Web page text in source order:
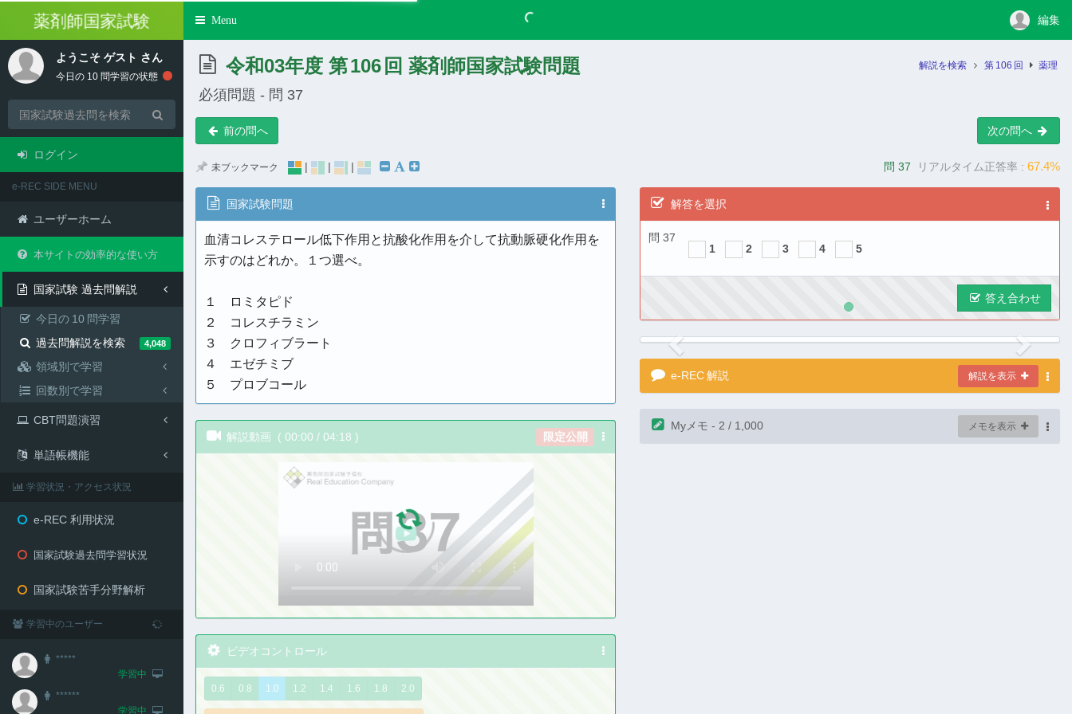
薬剤師国家試験
Toggle
Menu 編集
ようこそ ゲスト さん
今日の 10 問学習の状態
ログイン
e-REC SIDE MENU
ユーザーホーム
本サイトの効率的な使い方
国家試験 過去問解説
今日の 10 問学習
過去問解説を検索
4,048
領域別で学習
回数別で学習
CBT問題演習
単語帳機能
学習状況・アクセス状況
e-REC 利用状況
国家試験過去問学習状況
国家試験苦手分野解析
学習中のユーザー
*****
学習中
******
学習中
解説を検索 第 106 回 薬理
令和03年度 第106 回 薬剤師国家試験問題
必須問題 - 問 37
前の問へ 次の問へ
未ブックマーク | | | 問 37 リアルタイム正答率 : 67.4%
国家試験問題
血清コレステロール低下作用と抗酸化作用を介して抗動脈硬化作用を
示すのはどれか。１つ選べ。
１ ロミタピド
２ コレスチラミン
３ クロフィブラート
４ エゼチミブ
５ プロブコール
解説動画 (00:00 /04:18 ) 限定公開
ビデオコントロール
0.6 0.8 1.0 1.2 1.4 1.6 1.8 2.0
解答を選択
問 37
1
2 3 4 5
答え合わせ
Previous Next